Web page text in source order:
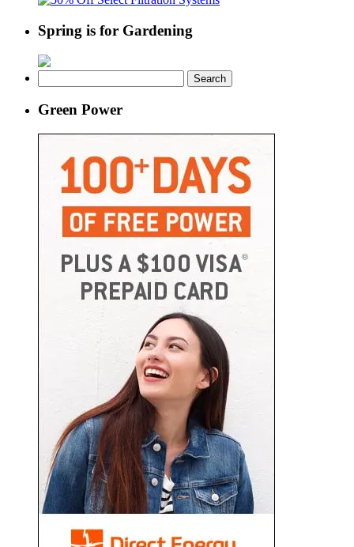
Spring is for Gardening
for:
Green Power